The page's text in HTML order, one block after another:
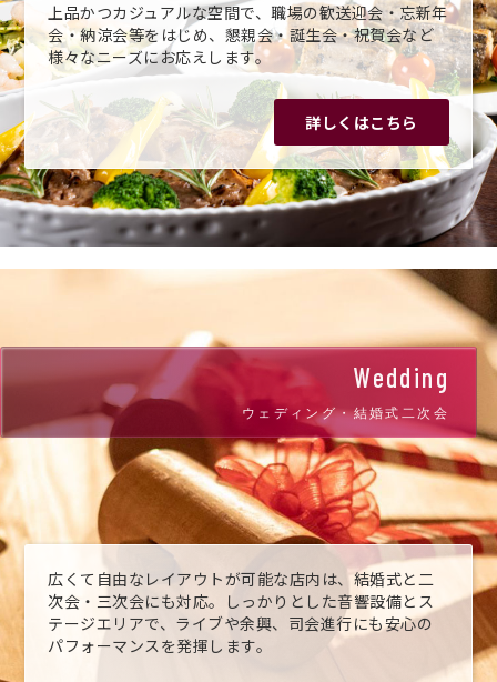
上品かつカジュアルな空間で、職場の歓送迎会・忘新年
会・納涼会等をはじめ、懇親会・誕生会・祝賀会など
様々なニーズにお応えします。
詳しくはこちら
Wedding
ウェディング・結婚式二次会
広くて自由なレイアウトが可能な店内は、結婚式と二
次会・三次会にも対応。しっかりとした音響設備とス
テージエリアで、ライブや余興、司会進行にも安心の
パフォーマンスを発揮します。